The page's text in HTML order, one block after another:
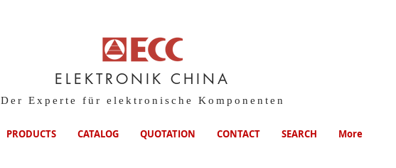
ELEKTRONIK CHINA
Der Experte für elektronische Komponenten
PRODUCTS CATALOG QUOTATION CONTACT SEARCH More